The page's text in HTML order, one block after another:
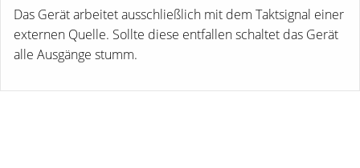
Das Gerät arbeitet ausschließlich mit dem Taktsignal einer
externen Quelle. Sollte diese entfallen schaltet das Gerät
alle Ausgänge stumm.